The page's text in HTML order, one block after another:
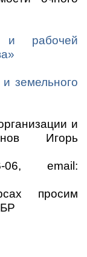
и рабочей
земельного
и
Игорь
email:
просим